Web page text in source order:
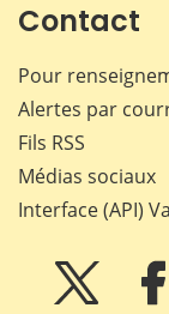
Contact
Pour
Alertes par
Fils RSS
Médias sociaux
Interface (API)